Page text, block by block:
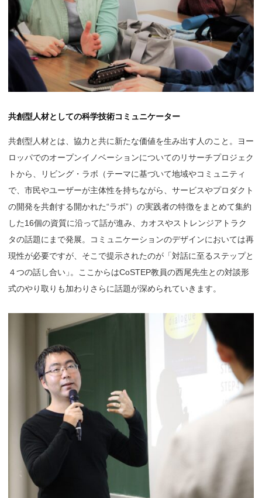
共創型人材としての科学技術コミュニケーター
共創型人材とは、協力と共に新たな価値を生み出す人のこと。ヨー
ロッパでのオープンイノベーションについてのリサーチプロジェク
トから、リビング・ラボ（テーマに基づいて地域やコミュニティ
で、市民やユーザーが主体性を持ちながら、サービスやプロダクト
の開発を共創する開かれた“ラボ”）の実践者の特徴をまとめて集約
した16個の資質に沿って話が進み、カオスやストレンジアトラク
タの話題にまで発展。コミュニケーションのデザインにおいては再
現性が必要ですが、そこで提示されたのが「対話に至るステップと
４つの話し合い 」。ここからはCoSTEP教員の西尾先生との対談形
式のやり取りも加わりさらに話題が深められていきます。